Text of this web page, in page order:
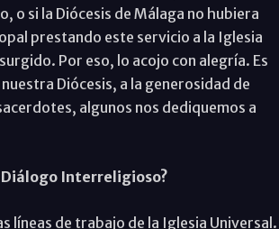
o si la Diócesis de Málaga no hubiera
prestando este servicio a la Iglesia
Por eso, lo acojo con alegría. Es
Diócesis, a la generosidad de
algunos nos dediquemos a
Diálogo Interreligioso?
líneas de trabajo de la Iglesia Universal.